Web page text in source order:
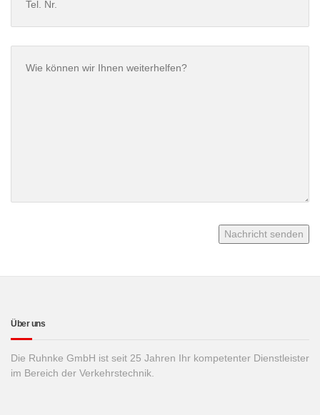
Über uns
Die Ruhnke GmbH ist seit 25 Jahren Ihr kompetenter Dienstleister
im Bereich der Verkehrstechnik.